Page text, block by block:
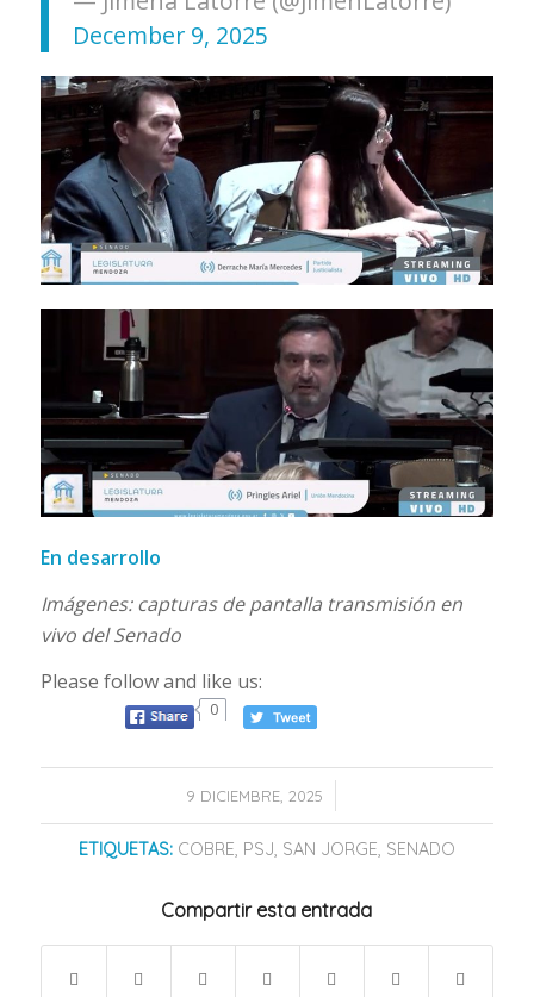
December 9, 2025
En desarrollo
Imágenes: capturas de pantalla transmisión en
vivo del Senado
Please follow and like us:
0
9 DICIEMBRE, 2025
/
ETIQUETAS: COBRE, PSJ, SAN JORGE, SENADO
Compartir esta entrada